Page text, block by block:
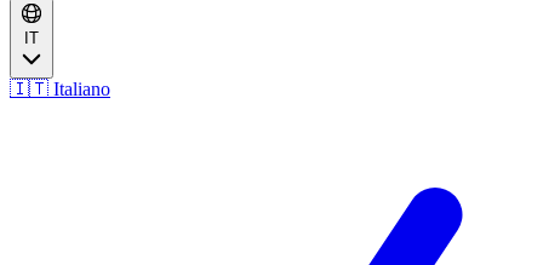
IT
🇮🇹 Italiano